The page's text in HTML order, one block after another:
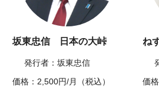
坂東忠信 日本の大峠
発行者：坂東忠信
価格：2,500円/月（税込）
ね
価